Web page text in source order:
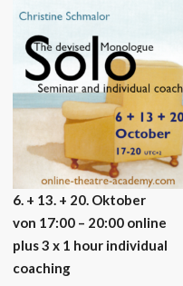
6. + 13. + 20. Oktober
von 17:00 – 20:00 online
plus 3 x 1 hour individual
coaching